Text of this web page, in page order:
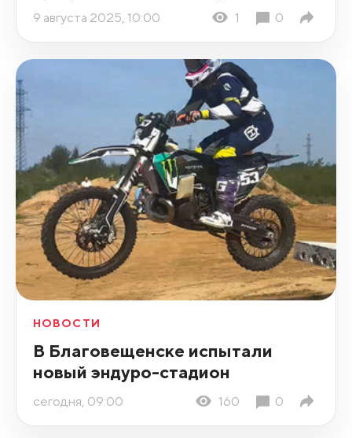
9 августа 2025, 10:00 1 0
НОВОСТИ
В Благовещенске испытали
новый эндуро-стадион
сегодня, 09:00 160 0